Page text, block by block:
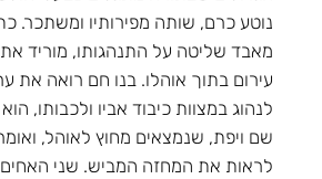
נוטע כרם, שותה מפירותיו ומשתכר.
מאבד שליטה על התנהגותו, מוריד את
עירום בתוך אוהלו. בנו חם רואה את
לנהוג במצוות כיבוד אביו ולכבותו,
שם ויפת, שנמצאים מחוץ לאוהל,
לראות את המחזה המביש. שני